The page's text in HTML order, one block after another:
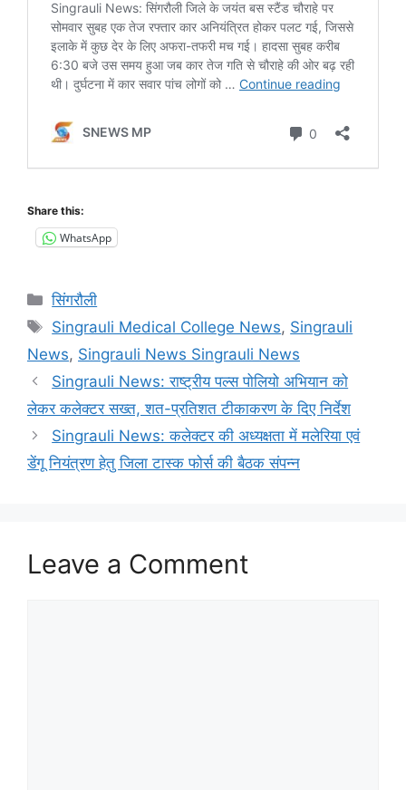
Share this:
WhatsApp
Categories
सिंगरौली
Tags
Singrauli Medical College News, Singrauli
News, Singrauli News Singrauli News
Singrauli News: राष्ट्रीय पल्स पोलियो अभियान को
लेकर कलेक्टर सख्त, शत-प्रतिशत टीकाकरण के दिए निर्देश
Singrauli News: कलेक्टर की अध्यक्षता में मलेरिया एवं
डेंगू नियंत्रण हेतु जिला टास्क फोर्स की बैठक संपन्न
Leave a Comment